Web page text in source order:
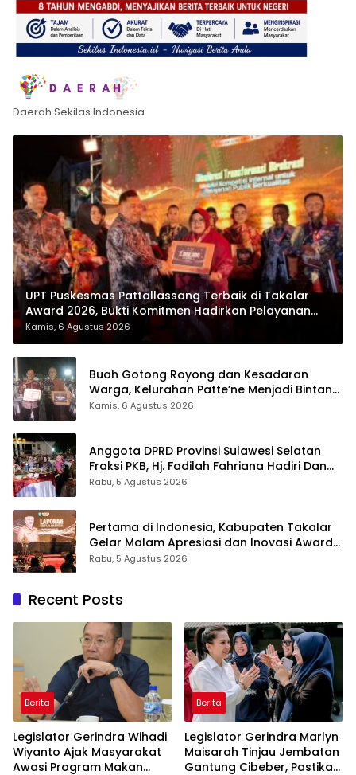
Daerah Sekilas Indonesia
UPT Puskesmas Pattallassang Terbaik di Takalar
Award 2026, Bukti Komitmen Hadirkan Pelayanan
Kesehatan Berkualitas
Kamis, 6 Agustus 2026
Buah Gotong Royong dan Kesadaran
Warga, Kelurahan Patte’ne Menjadi Bintang
Takalar Award 2026
Kamis, 6 Agustus 2026
Anggota DPRD Provinsi Sulawesi Selatan
Fraksi PKB, Hj. Fadilah Fahriana Hadiri Dan
Beri Apresiasi : Takalar Menyalakan Lentera
Rabu, 5 Agustus 2026
Pertama di Indonesia, Kabupaten Takalar
Gelar Malam Apresiasi dan Inovasi Award
2026: Panggung Penghargaan bagi
Rabu, 5 Agustus 2026
Recent Posts
Berita
Legislator Gerindra Wihadi
Wiyanto Ajak Masyarakat
Awasi Program Makan
Berita
Legislator Gerindra Marlyn
Maisarah Tinjau Jembatan
Gantung Cibeber, Pastikan